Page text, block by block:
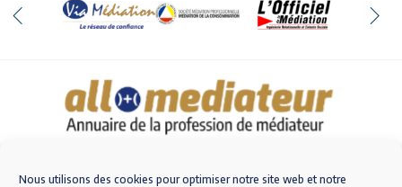
Nous utilisons des cookies pour optimiser notre site web et notre